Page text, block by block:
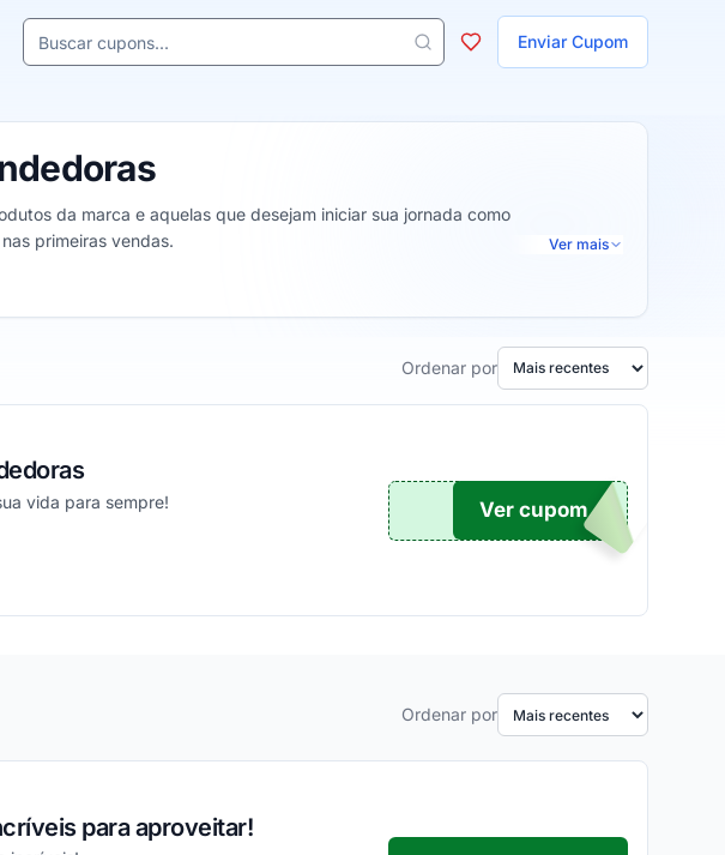
Enviar Cupom
Buscar cupons e lojas
da marca e aquelas que desejam iniciar sua jornada como
primeiras vendas.
Ver mais
Ordenar por
vida para sempre! Ver cupom
Ordenar por
para aproveitar!